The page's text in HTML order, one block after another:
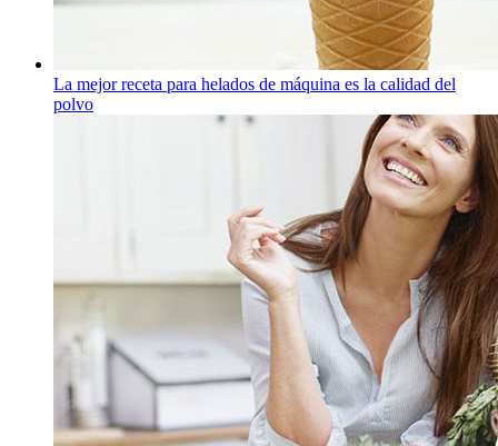
La mejor receta para helados de máquina es la calidad del
polvo